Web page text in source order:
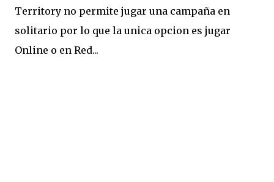
Territory no permite jugar una campaña en
solitario por lo que la unica opcion es jugar
Online o en Red...